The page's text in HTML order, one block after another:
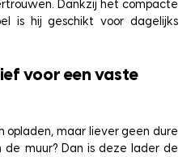
Dankzij het compacte
is hij geschikt voor dagelijks
voor een vaste
opladen, maar liever geen dure
muur? Dan is deze lader de